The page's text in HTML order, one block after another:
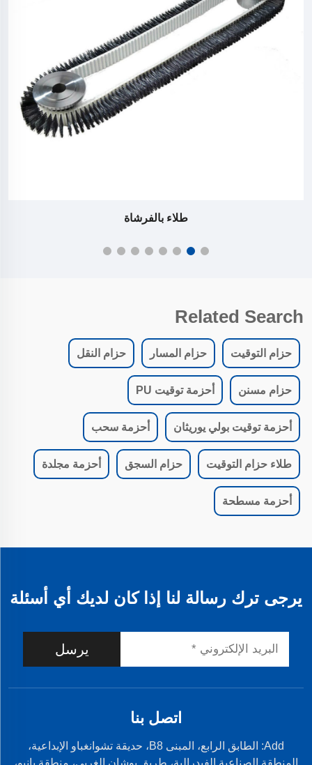
طلاء بالفرشاة
Related Search
حزام التوقيت حزام المسار حزام النقل
حزام مسنن أحزمة توقيت PU
أحزمة توقيت بولي يوريثان أحزمة سحب
طلاء حزام التوقيت حزام السجق أحزمة مجلدة
أحزمة مسطحة
يرجى ترك رسالة لنا إذا كان لديك أي أسئلة
يرسل
اتصل بنا
Add: الطابق الرابع، المبنى B8، حديقة تشوانغباو الإبداعية،